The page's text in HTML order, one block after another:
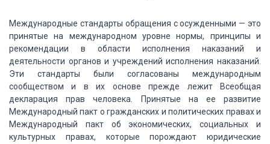
Международные стандарты обращения с осужденными — это
принятые на международном уровне нормы, принципы и
рекомендации в области исполнения наказаний и
деятельности органов и учреждений исполнения наказаний.
Эти стандарты были согласованы международным
сообществом и в их основе прежде лежитВсеобщая
декларация прав человека. Принятые на ее развитие
Международный пакт о гражданских и политических правах и
Международный пакт об экономических, социальных и
культурных правах, которые порождают юридические